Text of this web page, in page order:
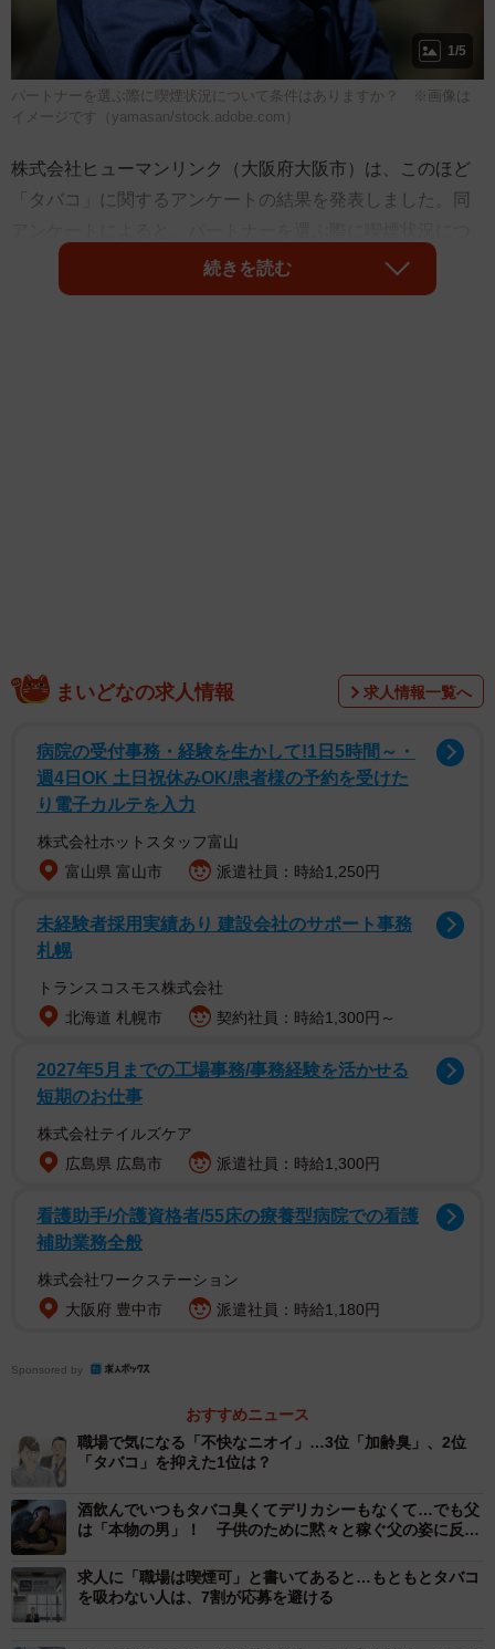
1/5
パートナーを選ぶ際に喫煙状況について条件はありますか？ ※画像は
イメージです（yamasan/stock.adobe.com）
株式会社ヒューマンリンク（大阪府大阪市）は、このほど
「タバコ」に関するアンケートの結果を発表しました。同
いて、「非喫煙者（タバコを吸わない人）を好む」という
回答が圧倒的多数となりました。
イト「V-NET」会員およびサイト閲覧の非会員（男性2066
トで実施され、3741票の回答を得たといいます。
タバコのイメージについて（提供画像）
まず、「タバコのイメージ」を複数回答可で聞いたとこ
ろ、「健康に悪そう」（2794票）、「衣類等に煙の臭いが
ガティブなイメージを持っている人が多いことが判明。
その一方で、「かっこいい」という回答では、20歳未満（4
票）、20代（88票）、30代（89票）、40代（64票）、50
煙者が減っている傾向があるものの、タバコに対して「か
っこいい」イメージを持つ若年者層もいることがうかがえ
ます。
続きを読む
まいどなの求人情報 求人情報一覧へ
病院の受付事務・経験を生かして!1日5時間～・
週4日OK 土日祝休みOK/患者様の予約を受けた
り電子カルテを入力
株式会社ホットスタッフ富山
富山県 富山市
派遣社員：時給1,250円
未経験者採用実績あり 建設会社のサポート事務
札幌
トランスコスモス株式会社
北海道 札幌市
契約社員：時給1,300円～
2027年5月までの工場事務/事務経験を活かせる
短期のお仕事
株式会社テイルズケア
広島県 広島市
派遣社員：時給1,300円
看護助手/介護資格者/55床の療養型病院での看護
補助業務全般
株式会社ワークステーション
大阪府 豊中市
派遣社員：時給1,180円
Sponsored by
おすすめニュース
職場で気になる「不快なニオイ」…3位「加齢臭」、2位
「タバコ」を抑えた1位は？
酒飲んでいつもタバコ臭くてデリカシーもなくて…でも父
は「本物の男」！ 子供のために黙々と稼ぐ父の姿に反響
求人に「職場は喫煙可」と書いてあると…もともとタバコ
を吸わない人は、7割が応募を避ける